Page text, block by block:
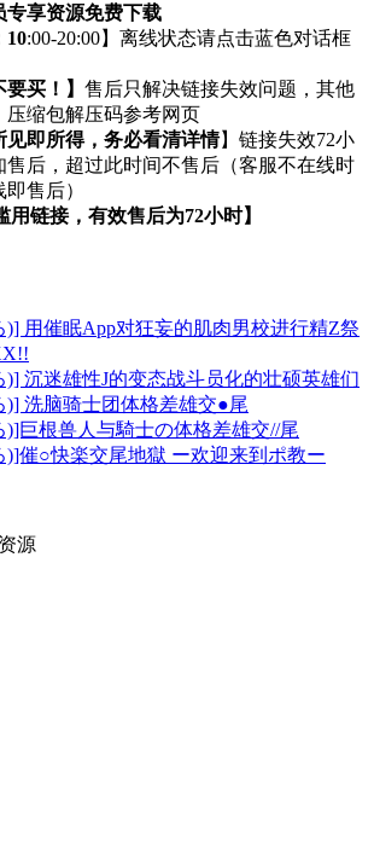
专享资源免费下载
10:00-20:00】离线状态请点击蓝色对话框
要买！】 售后只解决链接失效问题，其他
压缩包解压码参考网页
见即所得，务必看清详情】链接失效72小
售后，超过此时间不售后（客服不在线时
售后）
用链接，有效售后为72小时】
)] 用催眠App对狂妄的肌肉男校进行精Z祭
)] 沉迷雄性J的变态战斗员化的壮硕英雄们
)] 洗脑骑士团体格差雄交●尾
)]巨根兽人与騎士の体格差雄交//尾
)]催○快楽交尾地獄 ー欢迎来到ポ教ー
源